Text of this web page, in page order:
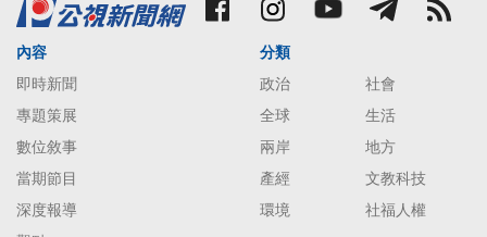
內容
即時新聞
專題策展
數位敘事
當期節目
深度報導
分類
政治
社會
全球
生活
兩岸
地方
產經
文教科技
環境
社福人權